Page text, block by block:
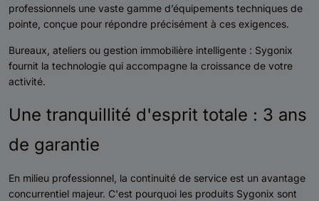
professionnels une vaste gamme d’équipements techniques de
pointe, conçue pour répondre précisément à ces exigences.
Bureaux, ateliers ou gestion immobilière intelligente : Sygonix
fournit la technologie qui accompagne la croissance de votre
activité.
Une tranquillité d'esprit totale : 3 ans
de garantie
En milieu professionnel, la continuité de service est un avantage
concurrentiel majeur. C'est pourquoi les produits Sygonix sont